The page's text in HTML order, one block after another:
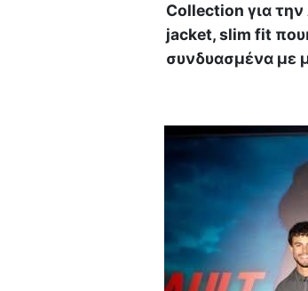
Collection για
jacket, slim fit
συνδυασμένα με